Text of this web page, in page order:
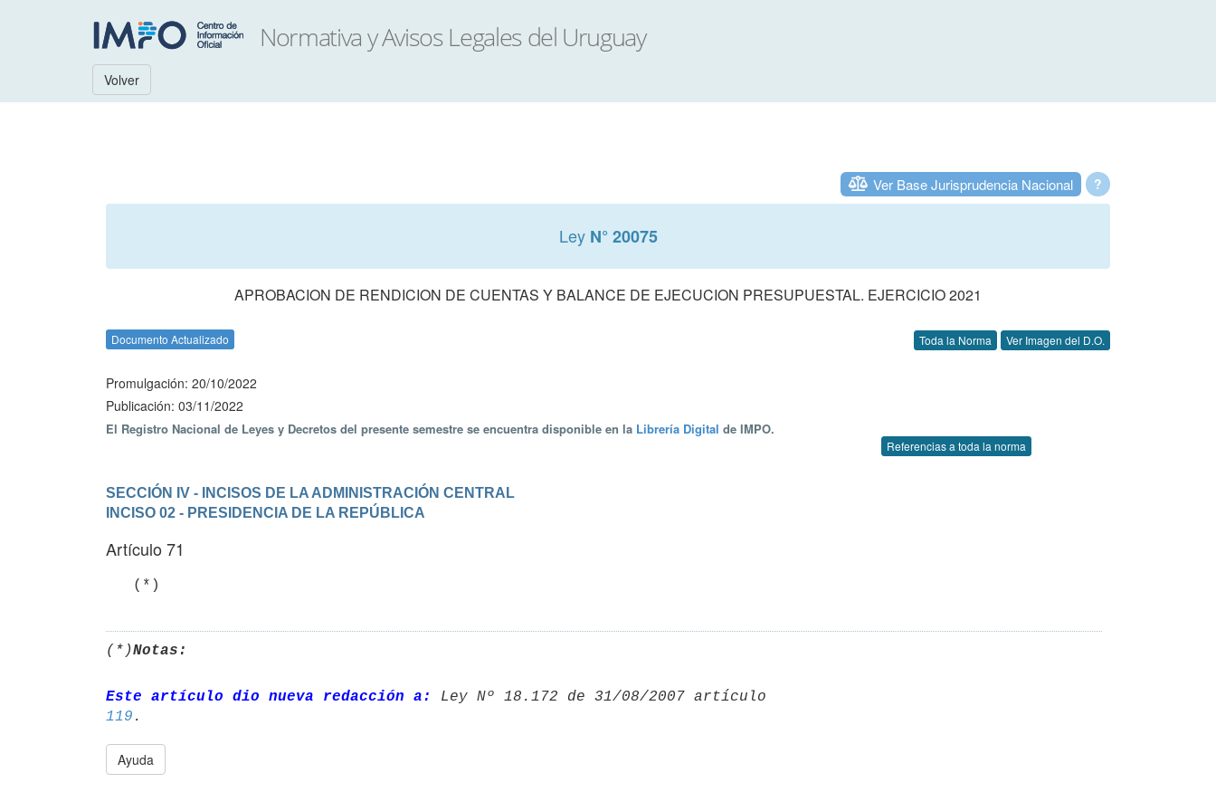
Volver
?
Ver Base Jurisprudencia Nacional
Ley N° 20075
APROBACION DE RENDICION DE CUENTAS Y BALANCE DE EJECUCION PRESUPUESTAL. EJERCICIO 2021
Documento Actualizado Toda la Norma Ver Imagen del D.O.
Promulgación: 20/10/2022
Publicación: 03/11/2022
El Registro Nacional de Leyes y Decretos del presente semestre se encuentra disponible en la Librería Digital de IMPO.
Referencias a toda la norma
SECCIÓN IV - INCISOS DE LA ADMINISTRACIÓN CENTRAL
INCISO 02 - PRESIDENCIA DE LA REPÚBLICA
Artículo 71
   (*)
(*)Notas:
Este artículo dio nueva redacción a:
119
Ayuda